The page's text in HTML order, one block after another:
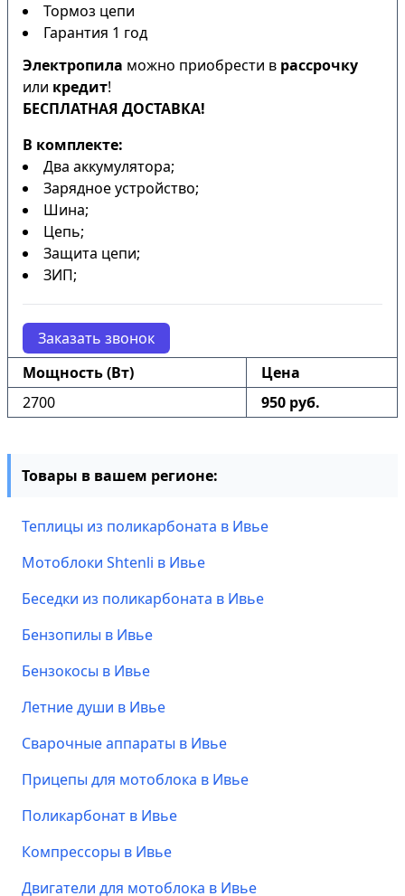
Тормоз цепи
Гарантия 1 год
Электропила можно приобрести в рассрочку
или кредит!
БЕСПЛАТНАЯ ДОСТАВКА!
В комплекте:
Два аккумулятора;
Зарядное устройство;
Шина;
Цепь;
Защита цепи;
ЗИП;
Заказать звонок
Мощность (Вт)
Цена
2700
950 руб.
Товары в вашем регионе:
Теплицы из поликарбоната в Ивье
Мотоблоки Shtenli в Ивье
Беседки из поликарбоната в Ивье
Бензопилы в Ивье
Бензокосы в Ивье
Летние души в Ивье
Сварочные аппараты в Ивье
Прицепы для мотоблока в Ивье
Поликарбонат в Ивье
Компрессоры в Ивье
Двигатели для мотоблока в Ивье